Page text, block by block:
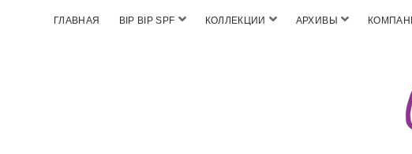
ГЛАВНАЯ BIP BIP SPF КОЛЛЕКЦИИ АРХИВЫ